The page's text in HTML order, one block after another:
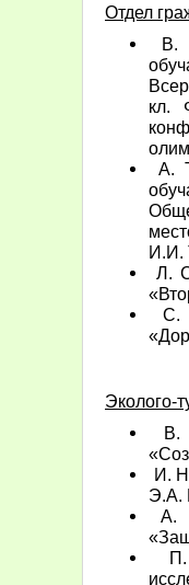
Отдел
В.
кл.
А.
И.И.
Л.
С.
Эколого-
В.
И.
Э.А.
А.
П.